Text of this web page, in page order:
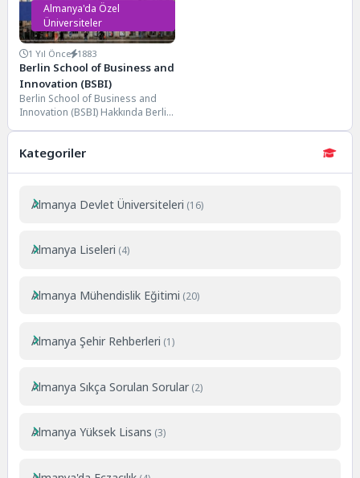
Almanya'da Özel
Üniversiteler
1 Yıl Önce 1883
Berlin School of Business and
Innovation (BSBI)
Berlin School of Business and
Innovation (BSBI) Hakkında Berlin
Kategoriler
Almanya Devlet Üniversiteleri (16)
Almanya Liseleri (4)
Almanya Mühendislik Eğitimi (20)
Almanya Şehir Rehberleri (1)
Almanya Sıkça Sorulan Sorular (2)
Almanya Yüksek Lisans (3)